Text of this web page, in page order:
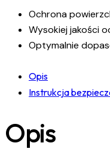
Ochrona
Wysokiej jakości
Optymalnie
Opis
Instrukcja
Opis